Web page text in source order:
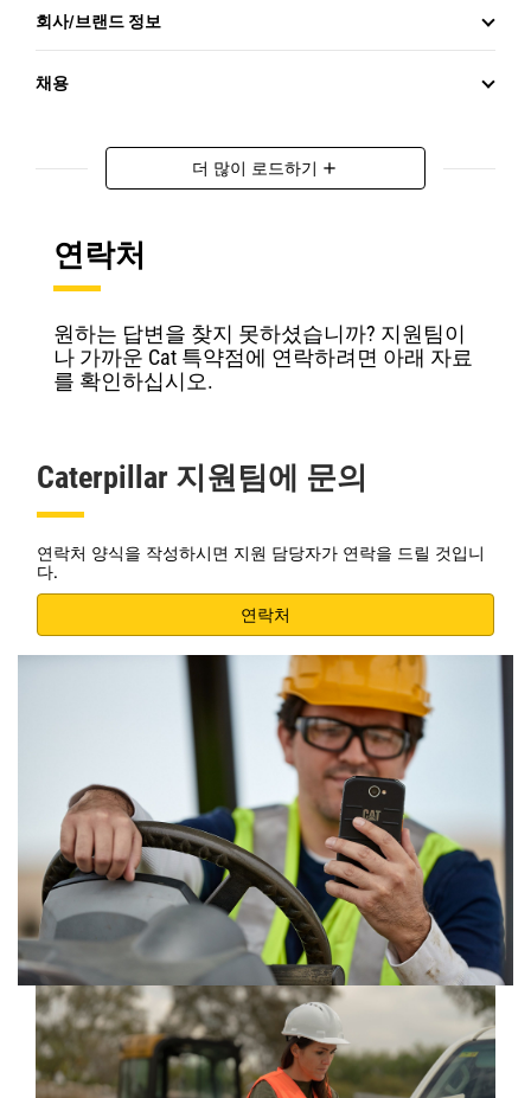
회사/브랜드 정보
채용
더 많이 로드하기 add
연락처
원하는 답변을 찾지 못하셨습니까? 지원팀이
나 가까운 Cat 특약점에 연락하려면 아래 자료
를 확인하십시오.
Caterpillar 지원팀에 문의
연락처 양식을 작성하시면 지원 담당자가 연락을 드릴 것입니
다.
연락처